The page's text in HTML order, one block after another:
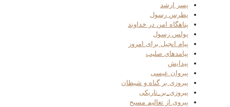
پسر ارشد
پطرس رسول
پناهگاه امن در خداوند
پولس رسول
پیام انجیل برای امروز
پیامدهای صلیب
پیدایش
پیروان عیسی
پیروزی بر گناه و شیطان
پیروزی_بر_تاریکی
پیروی از تعالیم مسیح